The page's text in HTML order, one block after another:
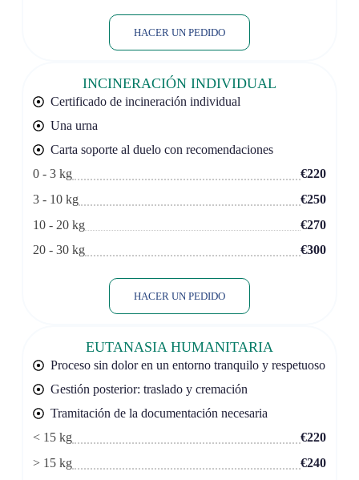
HACER UN PEDIDO
INCINERACIÓN INDIVIDUAL
Certificado de incineración individual
Una urna
Carta soporte al duelo con recomendaciones
0 - 3 kg
€220
3 - 10 kg
€250
10 - 20 kg
€270
20 - 30 kg
€300
HACER UN PEDIDO
EUTANASIA HUMANITARIA
Proceso sin dolor en un entorno tranquilo y respetuoso
Gestión posterior: traslado y cremación
Tramitación de la documentación necesaria
< 15 kg
€220
> 15 kg
€240